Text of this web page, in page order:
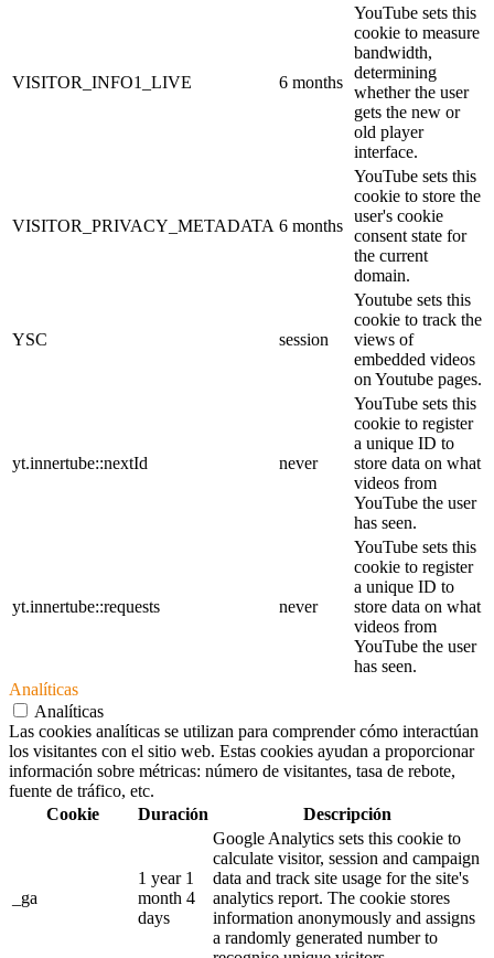
VISITOR_INFO1_LIVE 6 months
YouTube sets this
cookie to measure
bandwidth,
determining
whether the user
gets the new or
old player
interface.
VISITOR_PRIVACY_METADATA 6 months
YouTube sets this
cookie to store the
user's cookie
consent state for
the current
domain.
YSC session
Youtube sets this
cookie to track the
views of
embedded videos
on Youtube pages.
yt.innertube::nextId never
YouTube sets this
cookie to register
a unique ID to
store data on what
videos from
YouTube the user
has seen.
yt.innertube::requests never
YouTube sets this
cookie to register
a unique ID to
store data on what
videos from
YouTube the user
has seen.
Analíticas
Analíticas
Las cookies analíticas se utilizan para comprender cómo interactúan
los visitantes con el sitio web. Estas cookies ayudan a proporcionar
información sobre métricas: número de visitantes, tasa de rebote,
fuente de tráfico, etc.
Cookie
Duración Descripción
_ga
1 year 1
month 4
days
Google Analytics sets this cookie to
calculate visitor, session and campaign
data and track site usage for the site's
analytics report. The cookie stores
information anonymously and assigns
a randomly generated number to